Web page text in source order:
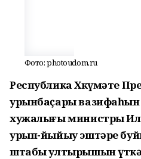
Фото: photoudom.ru
Республика Хөкүмәте
урынбаҫары
хужалығы министры
урып-йыйыу эштәре
штабы ултырышын